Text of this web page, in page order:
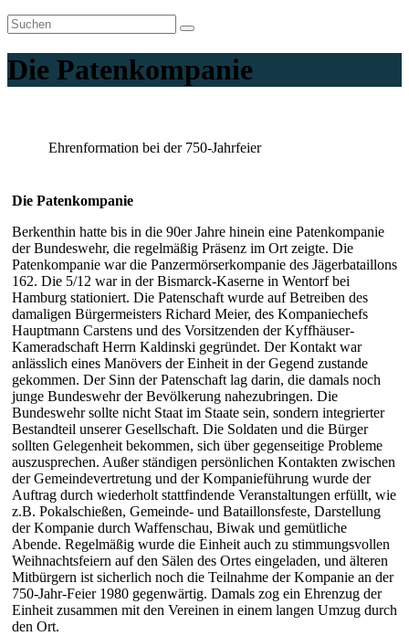
Die Patenkompanie
Ehrenformation bei der 750-Jahrfeier
Die Patenkompanie
Berkenthin hatte bis in die 90er Jahre hinein eine Patenkompanie
der Bundeswehr, die regelmäßig Präsenz im Ort zeigte. Die
Patenkompanie war die Panzermörserkompanie des Jägerbataillons
162. Die 5/12 war in der Bismarck-Kaserne in Wentorf bei
Hamburg stationiert. Die Patenschaft wurde auf Betreiben des
damaligen Bürgermeisters Richard Meier, des Kompaniechefs
Hauptmann Carstens und des Vorsitzenden der Kyffhäuser-
Kameradschaft Herrn Kaldinski gegründet. Der Kontakt war
anlässlich eines Manövers der Einheit in der Gegend zustande
gekommen. Der Sinn der Patenschaft lag darin, die damals noch
junge Bundeswehr der Bevölkerung nahezubringen. Die
Bundeswehr sollte nicht Staat im Staate sein, sondern integrierter
Bestandteil unserer Gesellschaft. Die Soldaten und die Bürger
sollten Gelegenheit bekommen, sich über gegenseitige Probleme
auszusprechen. Außer ständigen persönlichen Kontakten zwischen
der Gemeindevertretung und der Kompanieführung wurde der
Auftrag durch wiederholt stattfindende Veranstaltungen erfüllt, wie
z.B. Pokalschießen, Gemeinde- und Bataillonsfeste, Darstellung
der Kompanie durch Waffenschau, Biwak und gemütliche
Abende. Regelmäßig wurde die Einheit auch zu stimmungsvollen
Weihnachtsfeiern auf den Sälen des Ortes eingeladen, und älteren
Mitbürgern ist sicherlich noch die Teilnahme der Kompanie an der
750-Jahr-Feier 1980 gegenwärtig. Damals zog ein Ehrenzug der
Einheit zusammen mit den Vereinen in einem langen Umzug durch
den Ort.